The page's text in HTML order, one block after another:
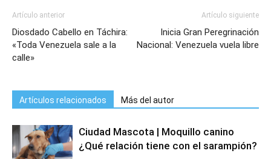
Artículo anterior
Diosdado Cabello en Táchira:
«Toda Venezuela sale a la
calle»
Artículo siguiente
Inicia Gran Peregrinación
Nacional: Venezuela vuela libre
Artículos relacionados Más del autor
Ciudad Mascota | Moquillo canino
¿Qué relación tiene con el sarampión?